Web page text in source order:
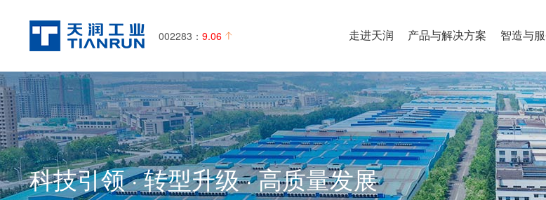
002283： 9.06 走进天润 产品与解决方案 智造与
科技引领 · 转型升级 · 高质量发展